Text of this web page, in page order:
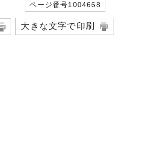
ページ番号1004668
大きな文字で印刷